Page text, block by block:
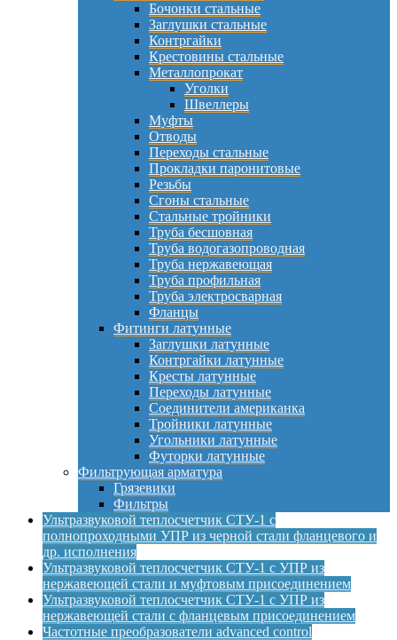
Бочонки стальные
Заглушки стальные
Контргайки
Крестовины стальные
Металлопрокат
Уголки
Швеллеры
Муфты
Отводы
Переходы стальные
Прокладки паронитовые
Резьбы
Сгоны стальные
Стальные тройники
Труба бесшовная
Труба водогазопроводная
Труба нержавеющая
Труба профильная
Труба электросварная
Фланцы
Фитинги латунные
Заглушки латунные
Контргайки латунные
Кресты латунные
Переходы латунные
Соединители американка
Тройники латунные
Угольники латунные
Футорки латунные
Фильтрующая арматура
Грязевики
Фильтры
Ультразвуковой теплосчетчик СТУ-1 с
полнопроходными УПР из черной стали фланцевого и
др. исполнения
Ультразвуковой теплосчетчик СТУ-1 с УПР из
нержавеющей стали и муфтовым присоединением
Ультразвуковой теплосчетчик СТУ-1 с УПР из
нержавеющей стали с фланцевым присоединением
Частотные преобразователи advanced control